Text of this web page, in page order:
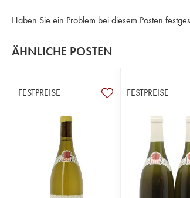
Haben Sie ein Problem bei diesem Posten
ÄHNLICHE POSTEN
FESTPREISE FESTPREISE